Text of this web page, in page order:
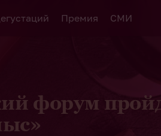
Премия СМИ
форум